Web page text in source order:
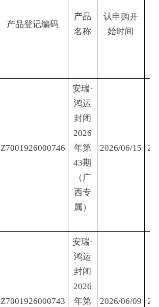
产品登记编码
产品
名称
认申购开
始时间
Z7001926000746
安瑞·
鸿运
封闭
2026
年第
43期
（广
西专
属）
2026/06/15
Z7001926000743
安瑞·
鸿运
封闭
2026
年第
2026/06/09